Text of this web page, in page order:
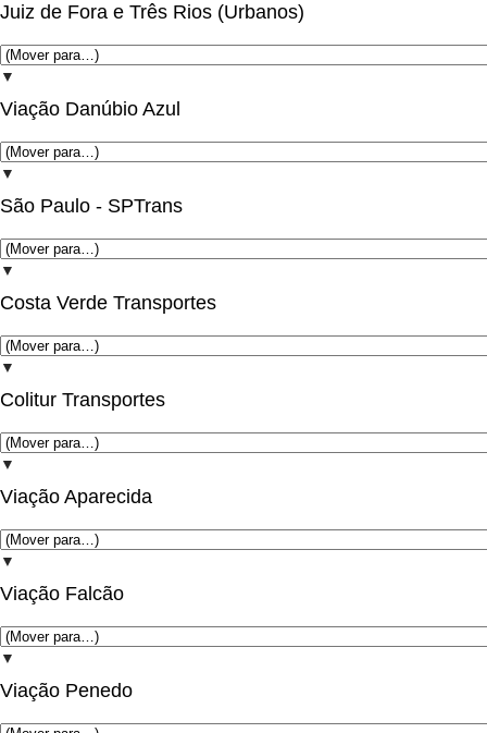
Juiz de Fora e Três Rios (Urbanos)
▼
Viação Danúbio Azul
▼
São Paulo - SPTrans
▼
Costa Verde Transportes
▼
Colitur Transportes
▼
Viação Aparecida
▼
Viação Falcão
▼
Viação Penedo